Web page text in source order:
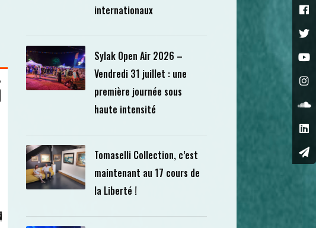
internationaux
Sylak Open Air 2026 –
Vendredi 31 juillet : une
première journée sous
haute intensité
Tomaselli Collection, c’est
maintenant au 17 cours de
la Liberté !